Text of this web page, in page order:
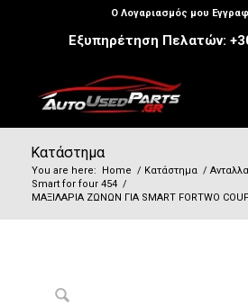
Ο Λογαριασμός μου
Εξυπηρέτηση Πελατών:
Κατάστημα
You are here: Home / Κατάστημα /
Smart for four 454 /
ΜΑΞΙΛΑΡΙΑ ΖΩΝΩΝ ΓΙΑ SMART FORTWO